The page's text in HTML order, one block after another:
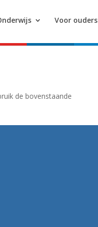
Voor ouders
de bovenstaande